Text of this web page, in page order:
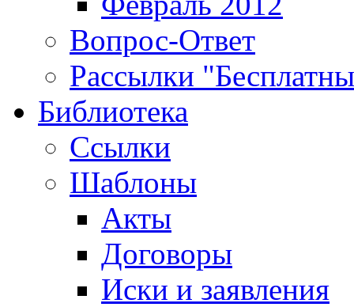
Вопрос-Ответ
Рассылки
Библиотека
Ссылки
Шаблоны
Акты
Договоры
Иски и заявления